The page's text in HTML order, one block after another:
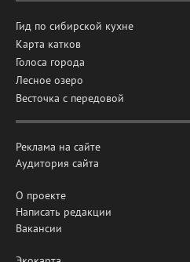
Гид по сибирской кухне
Карта катков
Голоса города
Лесное озеро
Весточка с передовой
Реклама на сайте
Аудитория сайта
О проекте
Написать редакции
Вакансии